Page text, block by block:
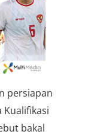
persiapan
Kualifikasi
bakal